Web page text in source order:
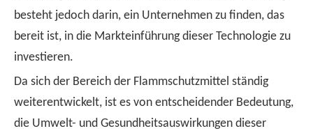
besteht jedoch darin, ein Unternehmen zu finden, das
bereit ist, in die Markteinführung dieser Technologie zu
investieren.
Da sich der Bereich der Flammschutzmittel ständig
weiterentwickelt, ist es von entscheidender Bedeutung,
die Umwelt- und Gesundheitsauswirkungen dieser